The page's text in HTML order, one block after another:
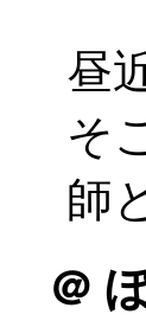
昼
そ
師
＠